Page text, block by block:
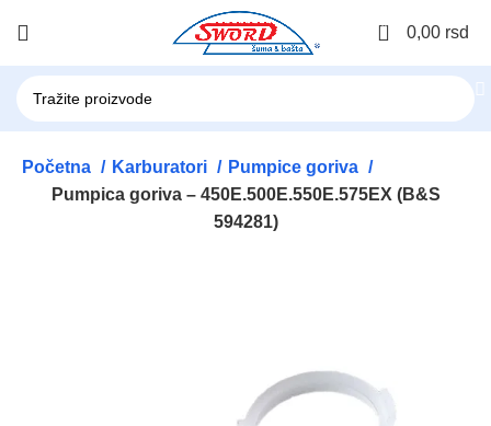
0 0,00 rsd
Početna Karburatori
Pumpice goriva
Pumpica goriva – 450E.500E.550E.575EX (B&S
594281)